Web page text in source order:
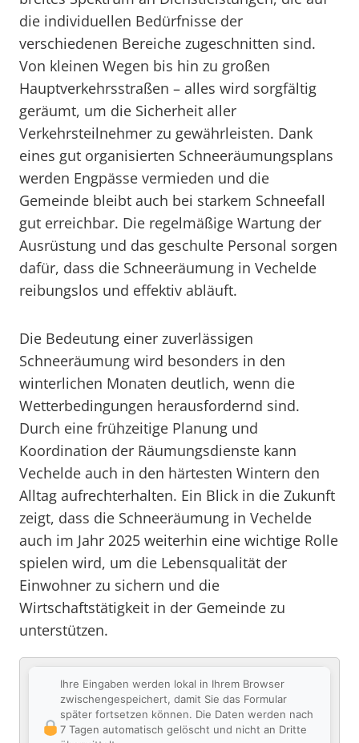
die individuellen Bedürfnisse der
verschiedenen Bereiche zugeschnitten sind.
Von kleinen Wegen bis hin zu großen
Hauptverkehrsstraßen – alles wird sorgfältig
geräumt, um die Sicherheit aller
Verkehrsteilnehmer zu gewährleisten. Dank
eines gut organisierten Schneeräumungsplans
werden Engpässe vermieden und die
Gemeinde bleibt auch bei starkem Schneefall
gut erreichbar. Die regelmäßige Wartung der
Ausrüstung und das geschulte Personal sorgen
dafür, dass die Schneeräumung in Vechelde
reibungslos und effektiv abläuft.
Die Bedeutung einer zuverlässigen
Schneeräumung wird besonders in den
winterlichen Monaten deutlich, wenn die
Wetterbedingungen herausfordernd sind.
Durch eine frühzeitige Planung und
Koordination der Räumungsdienste kann
Vechelde auch in den härtesten Wintern den
Alltag aufrechterhalten. Ein Blick in die Zukunft
zeigt, dass die Schneeräumung in Vechelde
auch im Jahr 2025 weiterhin eine wichtige Rolle
spielen wird, um die Lebensqualität der
Einwohner zu sichern und die
Wirtschaftstätigkeit in der Gemeinde zu
unterstützen.
Ihre Eingaben werden lokal in Ihrem Browser
zwischengespeichert, damit Sie das Formular
später fortsetzen können. Die Daten werden nach
7 Tagen automatisch gelöscht und nicht an Dritte